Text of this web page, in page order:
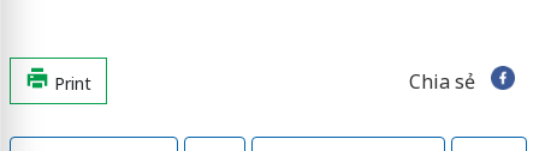
Print Chia sẻ